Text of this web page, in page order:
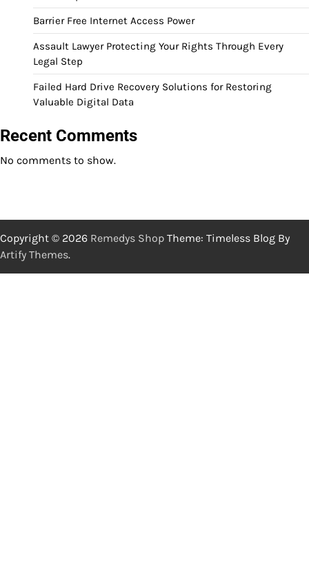
Barrier Free Internet Access Power
Assault Lawyer Protecting Your Rights Through Every
Legal Step
Failed Hard Drive Recovery Solutions for Restoring
Valuable Digital Data
Recent Comments
No comments to show.
Copyright © 2026 Remedys Shop Theme: Timeless Blog By
Artify Themes.